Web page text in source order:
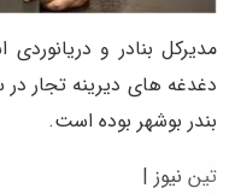
مدیرکل بنادر و
دغدغه های دیرینه تجار
بندر بوشهر بوده است.
تین نیوز |